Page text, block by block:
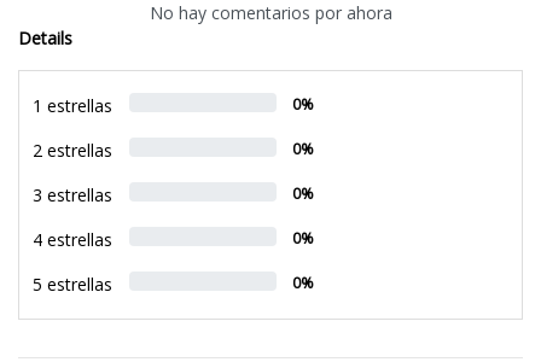
No hay comentarios por ahora
Details
1 estrellas 0%
2 estrellas 0%
3 estrellas 0%
4 estrellas 0%
5 estrellas 0%